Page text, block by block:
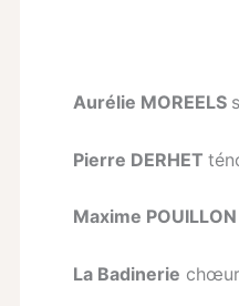
Aurélie MOREELS
Pierre DERHET
Maxime POUILLON
La Badinerie